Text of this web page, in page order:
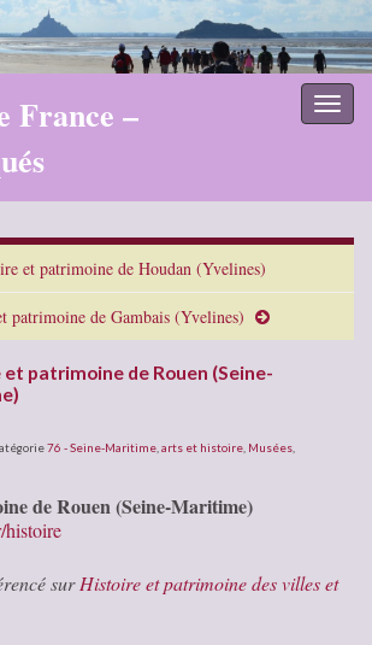
France –
et patrimoine de Houdan (Yvelines)
patrimoine de Gambais (Yvelines)
patrimoine de Rouen (Seine-
76 - Seine-Maritime arts et histoire Musées
de Rouen (Seine-Maritime)
surHistoire et patrimoine des villes et